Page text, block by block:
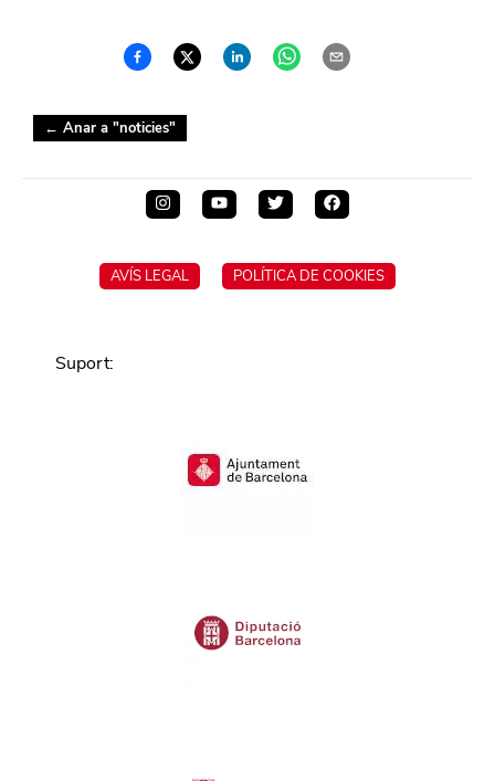
← Anar a "noticies"
AVÍS LEGAL POLÍTICA DE COOKIES
Suport: